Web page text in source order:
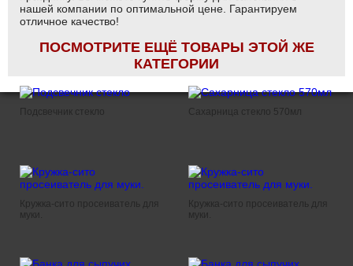
нашей компании по оптимальной цене. Гарантируем
отличное качество!
ПОСМОТРИТЕ ЕЩЁ ТОВАРЫ ЭТОЙ ЖЕ
КАТЕГОРИИ
Подсвечник стекло Сахарница стекло 570мл
Кружка-сито просеиватель для
муки.
Кружка-сито просеиватель для
муки.